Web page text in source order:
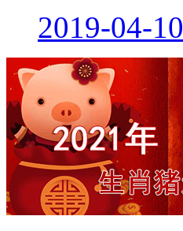
2019-04-10